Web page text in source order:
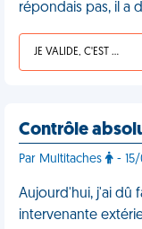
répondais pas, il a
JE VALIDE, C'EST UNE VDM
Contrôle
Par Multitaches -
Aujourd'hui, j'ai dû
intervenante